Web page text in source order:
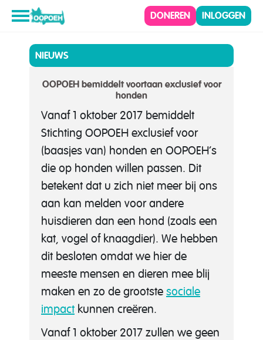
DONEREN INLOGGEN
NIEUWS
OOPOEH bemiddelt voortaan exclusief voor
honden
Vanaf 1 oktober 2017 bemiddelt
Stichting OOPOEH exclusief voor
(baasjes van) honden en OOPOEH’s
die op honden willen passen. Dit
betekent dat u zich niet meer bij ons
aan kan melden voor andere
huisdieren dan een hond (zoals een
kat, vogel of knaagdier). We hebben
dit besloten omdat we hier de
meeste mensen en dieren mee blij
maken en zo de grootste sociale
impact kunnen creëren.
Vanaf 1 oktober 2017 zullen we geen